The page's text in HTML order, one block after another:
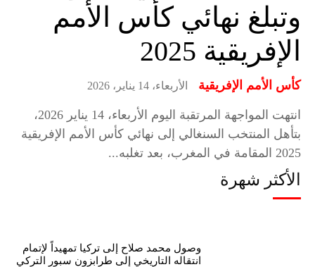
وتبلغ نهائي كأس الأمم
الإفريقية 2025
كأس الأمم الإفريقية الأربعاء، 14 يناير، 2026
انتهت المواجهة المرتقبة اليوم الأربعاء، 14 يناير 2026،
بتأهل المنتخب السنغالي إلى نهائي كأس الأمم الإفريقية
2025 المقامة في المغرب، بعد تغلبه...
الأكثر شهرة
وصول محمد صلاح إلى تركيا تمهيداً لإتمام
انتقاله التاريخي إلى طرابزون سبور التركي